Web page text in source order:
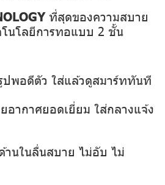
ที่สุดของความสบาย
นโลยีการทอแบบ 2 ชั้น
ปพอดีตัว ใส่แล้วดูสมาร์ททันที
อากาศยอดเยี่ยม ใส่กลางแจ้ง
นในลื่นสบาย ไม่อับ ไม่